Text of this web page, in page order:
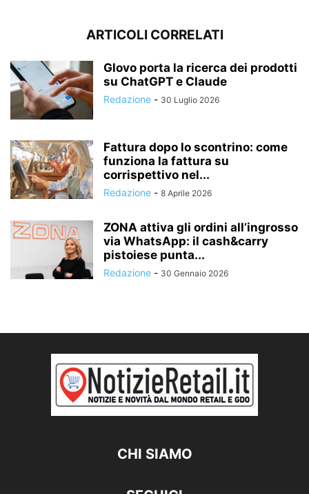
ARTICOLI CORRELATI
Glovo porta la ricerca dei prodotti
su ChatGPT e Claude
Redazione - 30 Luglio 2026
Fattura dopo lo scontrino: come
funziona la fattura su
corrispettivo nel...
Redazione - 8 Aprile 2026
ZONA attiva gli ordini all’ingrosso
via WhatsApp: il cash&carry
pistoiese punta...
Redazione - 30 Gennaio 2026
CHI SIAMO